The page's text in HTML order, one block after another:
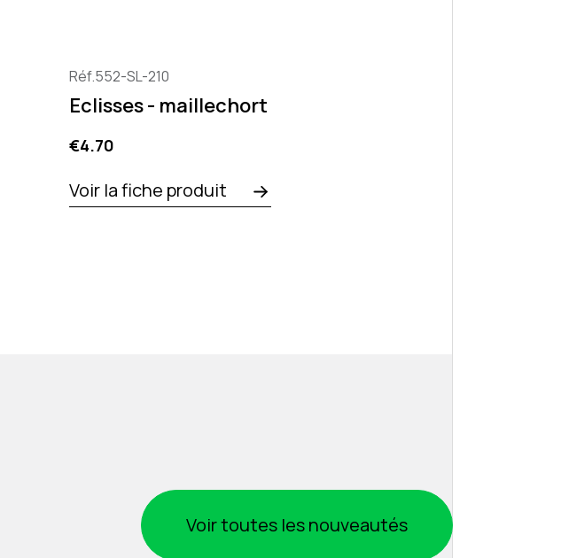
Réf.552-SL-210
Eclisses - maillechort
Price
€4.70
Voir la fiche produit
Voir toutes les nouveautés